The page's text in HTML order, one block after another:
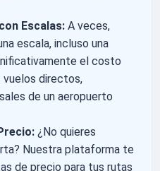
Escalas: A veces,
escala, incluso una
el costo
vuelos directos,
de un aeropuerto
¿No quieres
Nuestra plataforma te
de precio para tus rutas